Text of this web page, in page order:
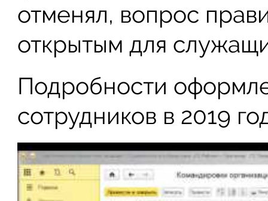
отменял, вопрос
открытым для
Подробности
сотрудников в 2019